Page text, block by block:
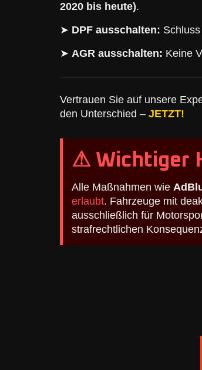
2020 bis heute).
➤ DPF ausschalten:
➤ AGR ausschalten: Keine
Vertrauen Sie auf unsere
den Unterschied – JETZT!
⚠ Wichtiger
Alle Maßnahmen wie
erlaubt. Fahrzeuge mit
ausschließlich für
strafrechtlichen